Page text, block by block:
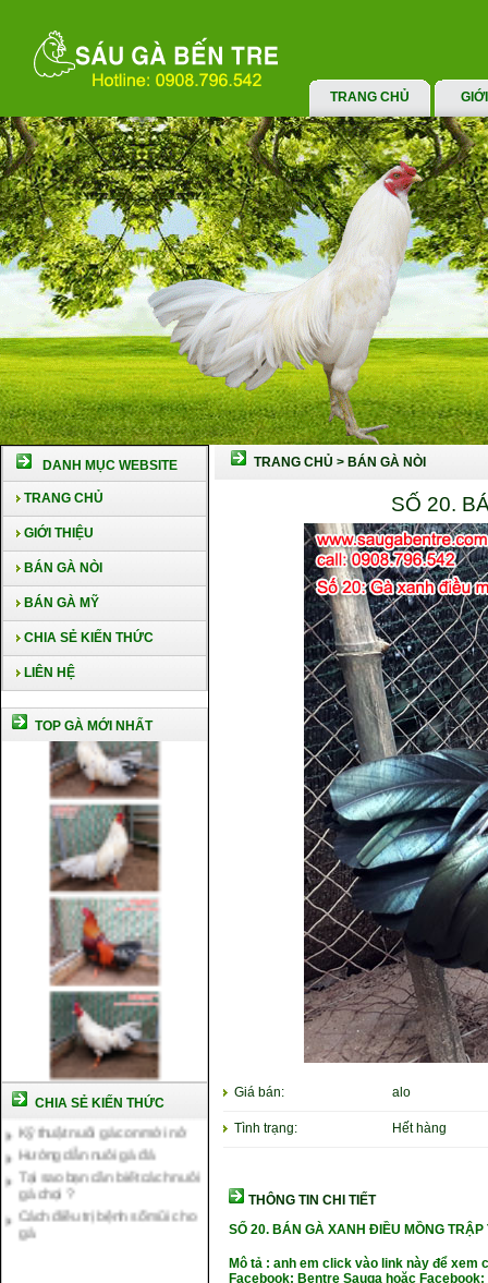
TRANG CHỦ
DANH MỤC WEBSITE
TRANG CHỦ
GIỚI THIỆU
BÁN GÀ NÒI
BÁN GÀ MỸ
CHIA SẺ KIẾN THỨC
LIÊN HỆ
TOP GÀ MỚI NHẤT
CHIA SẺ KIẾN THỨC
Cách nuôi gà chế độ đá c1
Cách nuôi gà đông tảo thuần
chủng
Kỹ thuật nuôi gà con mới nở
Hướng dẫn nuôi gà đá
Tại sao bạn cần biết cách nuôi
gà chọi ?
Cách điều trị bệnh sổ mũi cho
gà
TRANG CHỦ > BÁN GÀ NÒI
SỐ 20.
Giá bán: alo
Tình trạng: Hết hàng
THÔNG TIN CHI TIẾT
SỐ 20.BÁN GÀ XANH ĐIỀU MỒNG TRẬP
Mô tả : anh em click vào link này để
Facebook: Bentre Sauga hoặc Facebook: